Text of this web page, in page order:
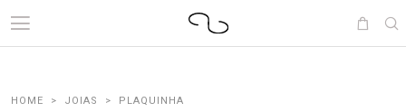
JOIAS PLAQUINHA